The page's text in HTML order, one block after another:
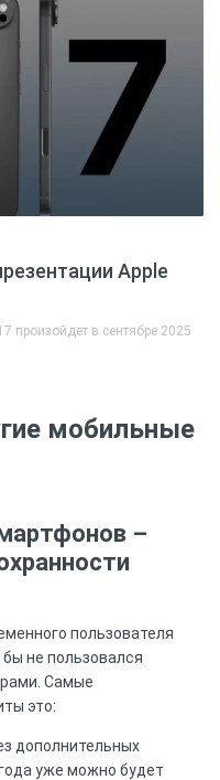
Apple
произойдет в сентябре 2025
мобильные
–
пользователя
не пользовался
Самые
это:
дополнительных
уже можно будет